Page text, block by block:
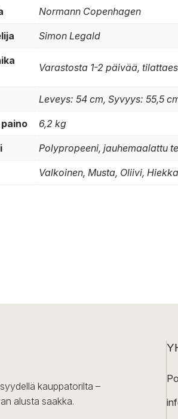
Normann Copenhagen
Simon Legald
Varastosta 1-2 päivää,
Leveys: 54 cm, Syvyys: 55,5
6,2 kg
Polypropeeni, jauhemaalattu
Valkoinen, Musta, Oliivi,
kauppatorilta –
alusta saakka.